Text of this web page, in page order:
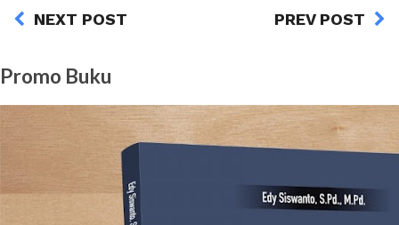
NEXT POST PREV POST
Promo Buku